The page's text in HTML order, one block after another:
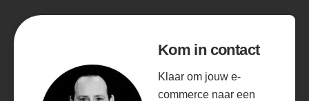
Kom in contact
Klaar om jouw e-
commerce naar een